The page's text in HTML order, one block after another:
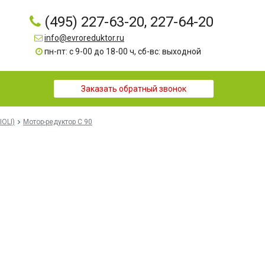
(495) 227-63-20, 227-64-20
info@evroreduktor.ru
пн-пт: с 9-00 до 18-00 ч, сб-вс: выходной
Заказать обратный звонок
Мотор-редуктор C 90